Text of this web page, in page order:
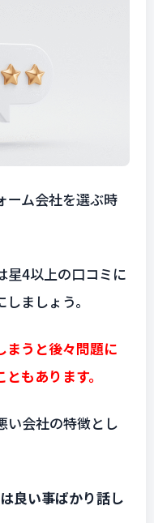
ーム会社を選ぶ時
星4以上の口コミに
ましょう。
まうと後々問題に
もあります。
い会社の特徴とし
良い事ばかり話し